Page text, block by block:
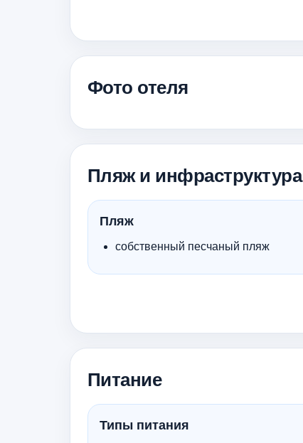
Фото отеля
Пляж и инфраструктура
Пляж
собственный песчаный пляж
Питание
Типы питания